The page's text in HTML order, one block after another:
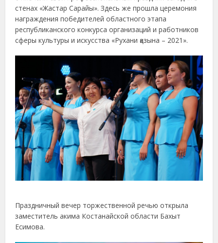
стенах «Жастар Сарайы». Здесь же прошла церемония
награждения победителей областного этапа
республиканского конкурса организаций и работников
сферы культуры и искусства «Рухани қазына – 2021».
Праздничный вечер торжественной речью открыла
заместитель акима Костанайской области Бахыт
Есимова.